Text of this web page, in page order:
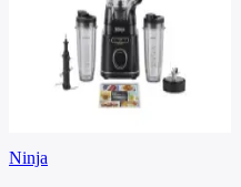
Ninja